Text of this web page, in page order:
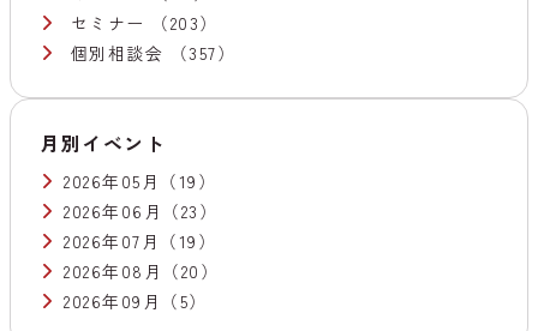
セミナー
（203）
個別相談会
（357）
月別イベント
2026年05月
（19）
2026年06月
（23）
2026年07月
（19）
2026年08月
（20）
2026年09月
（5）